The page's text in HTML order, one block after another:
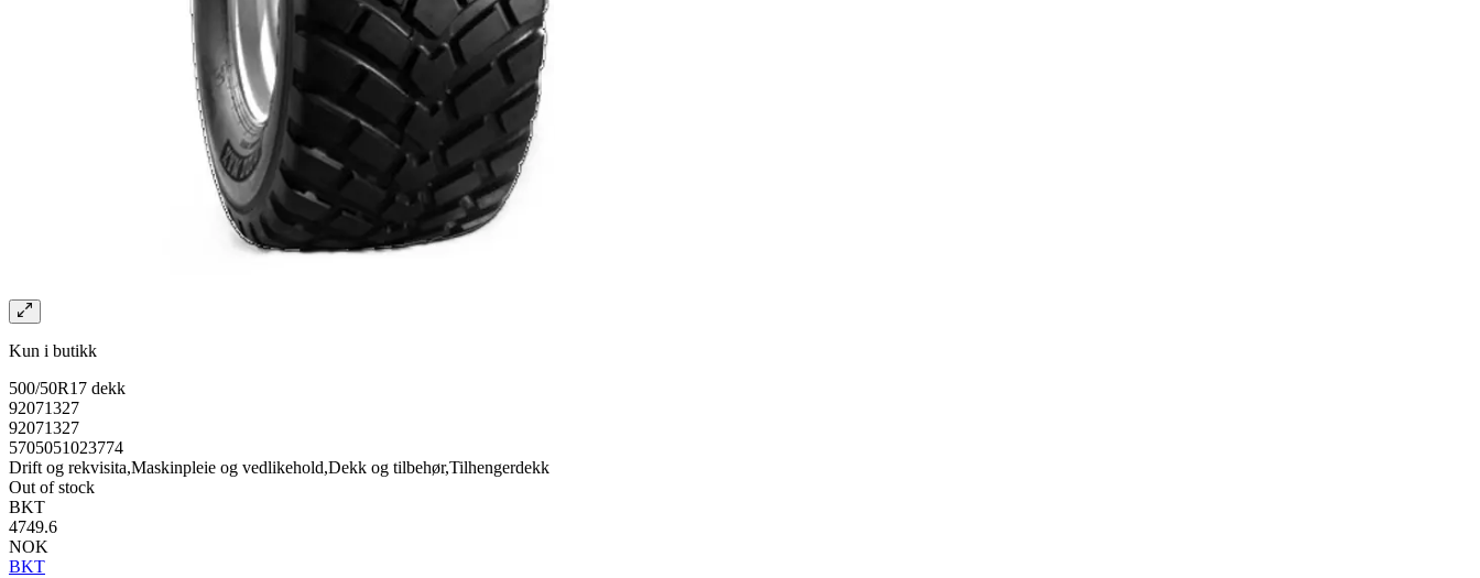
Kun i butikk
500/50R17 dekk
92071327
92071327
5705051023774
Drift og rekvisita,Maskinpleie og vedlikehold,Dekk og tilbehør,Tilhengerdekk
Out of stock
BKT
4749.6
NOK
BKT